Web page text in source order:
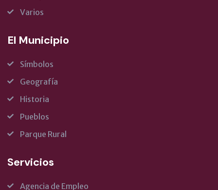
Varios
El Municipio
Símbolos
Geografía
Historia
Pueblos
Parque Rural
Servicios
Agencia de Empleo